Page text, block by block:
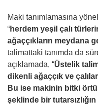
Maki tanımlamasına
“herdem yeşil çalı
ağaççıkların meydana
talimattaki tanımda da
açıklamada, “Üstelik
dikenli ağaççık ve
Bu ise makinin bitki
şeklinde bir